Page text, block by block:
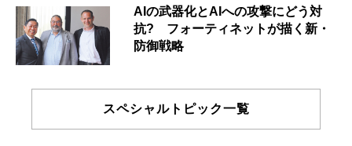
AIの武器化とAIへの攻撃にどう対
抗? フォーティネットが描く新・
防御戦略
スペシャルトピック一覧